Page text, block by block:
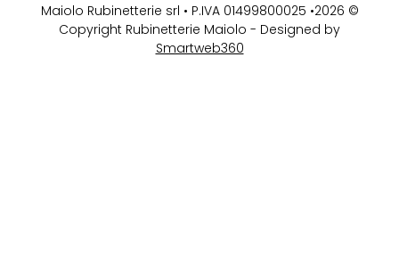
Maiolo Rubinetterie srl • P.IVA 01499800025 •2026 ©
Copyright Rubinetterie Maiolo - Designed by
Smartweb360